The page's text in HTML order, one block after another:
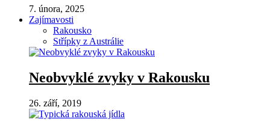
7. února, 2025
Zajímavosti
Rakousko
Střípky z Austrálie
Neobvyklé zvyky v Rakousku
26. září, 2019